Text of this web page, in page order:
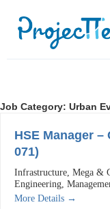
Job Category: Urban
HSE Manager
071)
Infrastructure Mega &
Engineering
More Details